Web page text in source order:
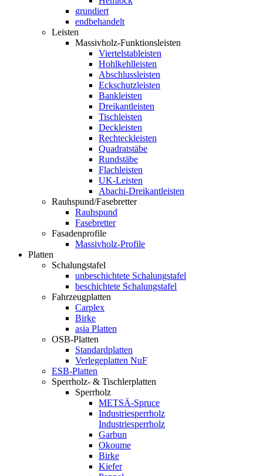
grundiert
endbehandelt
Leisten
Massivholz-Funktionsleisten
Viertelstableisten
Hohlkehlleisten
Abschlussleisten
Eckschutzleisten
Bankleisten
Dreikantleisten
Tischleisten
Deckleisten
Rechteckleisten
Quadratstäbe
Rundstäbe
Flachleisten
UK-Leisten
Abachi-Dreikantleisten
Rauhspund/Fasebretter
Rauhspund
Fasebretter
Fasadenprofile
Massivholz-Profile
Platten
Schalungstafel
unbeschichtete Schalungstafel
beschichtete Schalungstafel
Fahrzeugplatten
Carplex
Birke
asia Platten
OSB-Platten
Standardplatten
Verlegeplatten NuF
ESB-Platten
Sperrholz- & Tischlerplatten
Sperrholz
METSÄ-Spruce
Industriesperrholz
Industriesperrholz
Garbun
Okoume
Birke
Kiefer